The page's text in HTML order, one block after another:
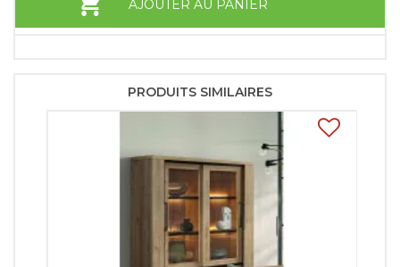
AJOUTER AU PANIER
PRODUITS SIMILAIRES